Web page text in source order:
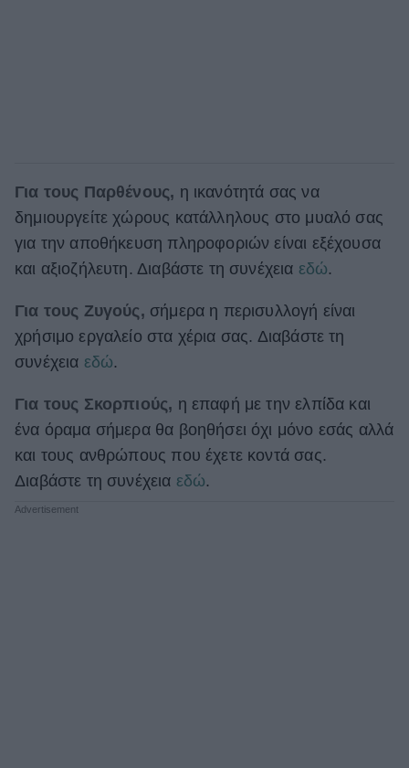
Για τους Παρθένους, η ικανότητά σας να
δημιουργείτε χώρους κατάλληλους στο μυαλό σας
για την αποθήκευση πληροφοριών είναι εξέχουσα
και αξιοζήλευτη. Διαβάστε τη συνέχεια εδώ.
Για τους Ζυγούς, σήμερα η περισυλλογή είναι
χρήσιμο εργαλείο στα χέρια σας. Διαβάστε τη
συνέχεια εδώ.
Για τους Σκορπιούς, η επαφή με την ελπίδα και
ένα όραμα σήμερα θα βοηθήσει όχι μόνο εσάς αλλά
και τους ανθρώπους που έχετε κοντά σας.
Διαβάστε τη συνέχεια εδώ.